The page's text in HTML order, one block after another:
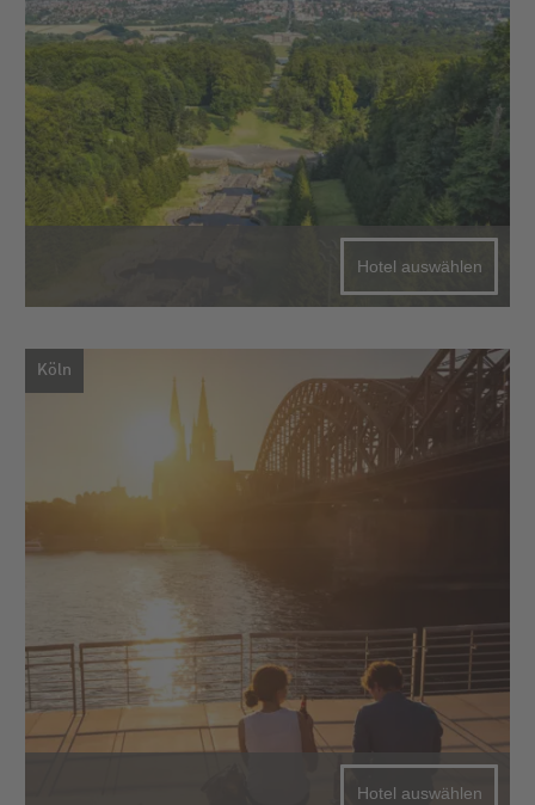
Hotel auswählen
Köln
Hotel auswählen